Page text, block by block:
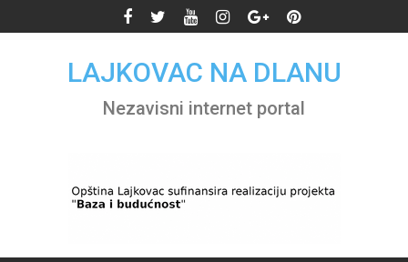
to
LAJKOVAC NA DLANU
Nezavisni internet portal